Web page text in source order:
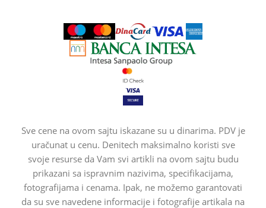
Sve cene na ovom sajtu iskazane su u dinarima. PDV je
uračunat u cenu. Denitech maksimalno koristi sve
svoje resurse da Vam svi artikli na ovom sajtu budu
prikazani sa ispravnim nazivima, specifikacijama,
fotografijama i cenama. Ipak, ne možemo garantovati
da su sve navedene informacije i fotografije artikala na